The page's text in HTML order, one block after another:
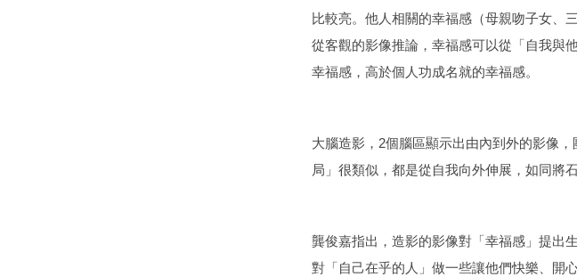
比較亮。他人相關的幸福感（母親吻子女、
從客觀的影像推論，幸福感可以從「自我與
幸福感，高於個人功成名就的幸福感。
大腦造影，2個腦區顯示出由內到外的影像
局」很類似，都是從自我向外伸展，如同將
龔俊嘉指出，造影的影像對「幸福感」提出
對「自己在乎的人」做一些讓他們快樂、開